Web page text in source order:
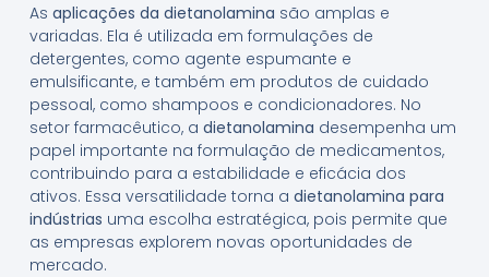
As aplicações da dietanolamina são amplas e
variadas. Ela é utilizada em formulações de
detergentes, como agente espumante e
emulsificante, e também em produtos de cuidado
pessoal, como shampoos e condicionadores. No
setor farmacêutico, a dietanolamina desempenha um
papel importante na formulação de medicamentos,
contribuindo para a estabilidade e eficácia dos
ativos. Essa versatilidade torna a dietanolamina para
indústrias uma escolha estratégica, pois permite que
as empresas explorem novas oportunidades de
mercado.